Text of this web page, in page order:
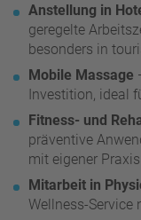
Anstellung in
geregelte
besonders in
Mobile Massage
Investition, ideal
Fitness- und
präventive
mit eigener Praxis
Mitarbeit in
Wellness-Service